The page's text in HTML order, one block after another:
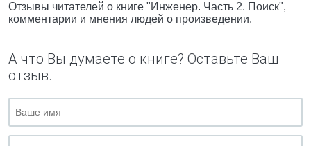
Отзывы читателей о книге "Инженер. Часть 2. Поиск",
комментарии и мнения людей о произведении.
А что Вы думаете о книге? Оставьте Ваш
отзыв.